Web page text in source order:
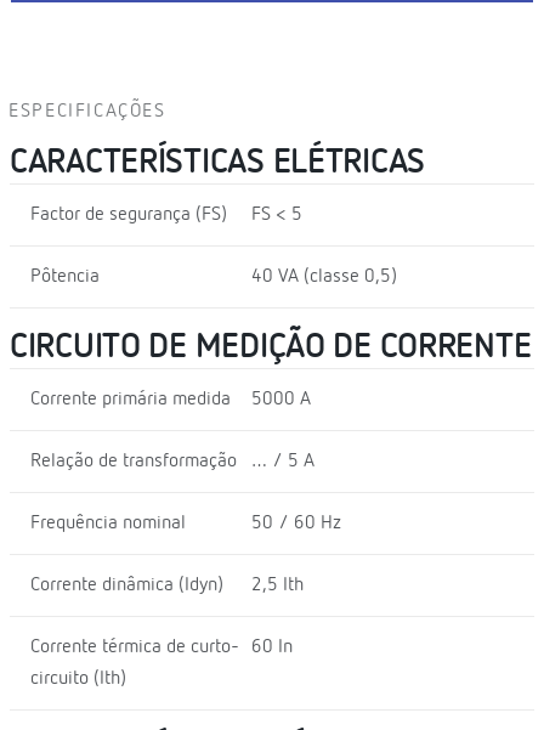
ESPECIFICAÇÕES
CARACTERÍSTICAS ELÉTRICAS
Factor de segurança (FS) FS < 5
Pôtencia 40 VA (classe 0,5)
CIRCUITO DE MEDIÇÃO DE CORRENTE
Corrente primária medida 5000 A
Relação de transformação … / 5 A
Frequência nominal 50 / 60 Hz
Corrente dinâmica (Idyn) 2,5 Ith
Corrente térmica de curto-
circuito (Ith)
60 In